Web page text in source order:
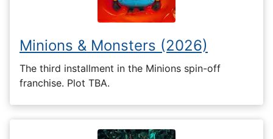
Minions & Monsters (2026)
The third installment in the Minions spin-off
franchise. Plot TBA.